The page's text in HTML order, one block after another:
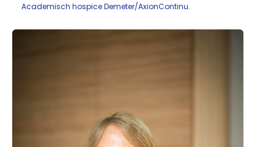
Academisch hospice Demeter/AxionContinu.